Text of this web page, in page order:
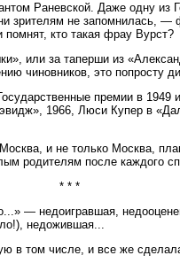
Раневской. Даже одну
зрителям не запомнилась,
кто такая фрау Вурст?
или за таперши из
чиновников, это попросту
премии в 1949
1966, Люси Купер в
и не только Москва,
родителям после каждого
* * *
— недоигравшая,
недожившая...
в том числе, и все же